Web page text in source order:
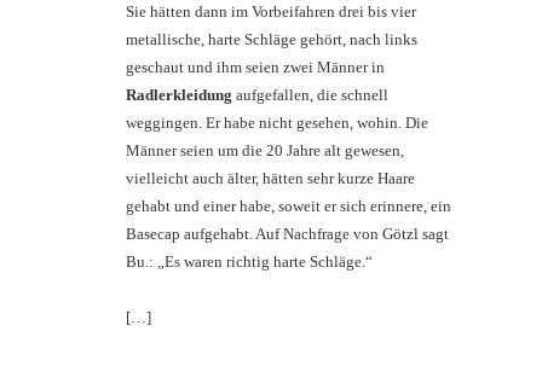
Sie hätten dann im Vorbeifahren drei bis vier
metallische, harte Schläge gehört, nach links
geschaut und ihm seien zwei Männer in
Radlerkleidung aufgefallen, die schnell
weggingen. Er habe nicht gesehen, wohin. Die
Männer seien um die 20 Jahre alt gewesen,
vielleicht auch älter, hätten sehr kurze Haare
gehabt und einer habe, soweit er sich erinnere, ein
Basecap aufgehabt. Auf Nachfrage von Götzl sagt
Bu.: „Es waren richtig harte Schläge.“
[…]